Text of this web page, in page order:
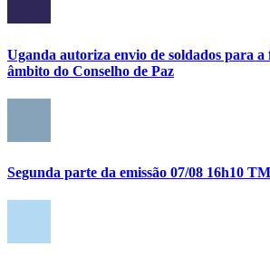
Uganda autoriza envio de soldados para a
âmbito do Conselho de Paz
Segunda parte da emissão 07/08 16h10